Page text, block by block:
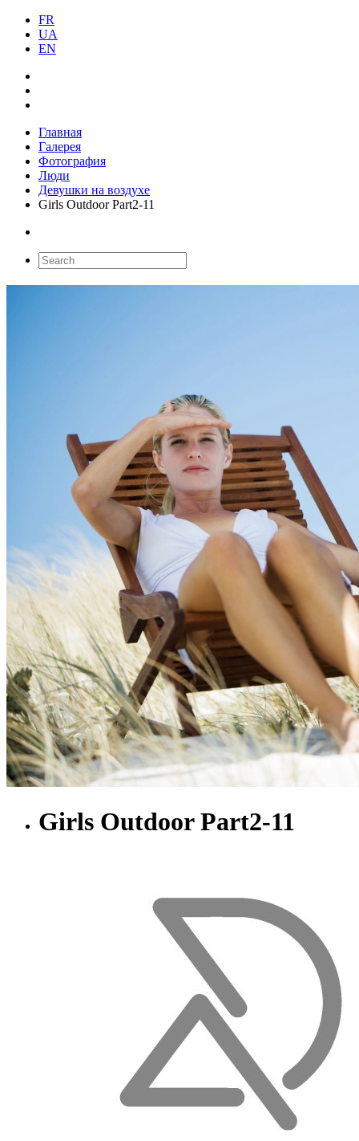
FR
UA
EN
Главная
Галерея
Фотография
Люди
Девушки на воздухе
Girls Outdoor Part2-11
Girls Outdoor Part2-11